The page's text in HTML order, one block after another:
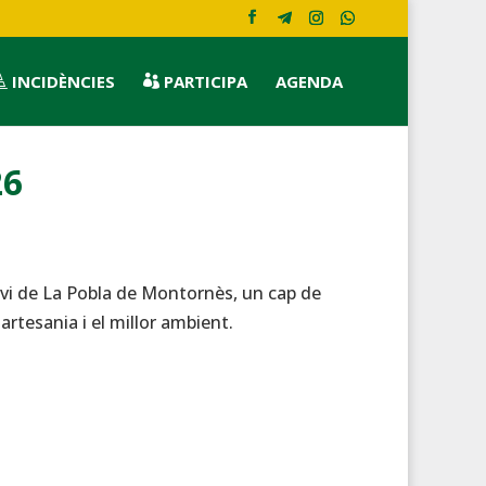
INCIDÈNCIES  PARTICIPA AGENDA
de La Pobla de Montornès, un cap de
i el millor ambient.